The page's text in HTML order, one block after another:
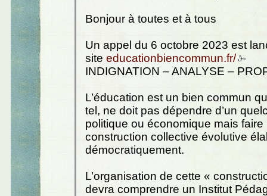
Bonjour à toutes et à tous
Un appel du 6 octobre 2023 est
site educationbiencommun.fr/
INDIGNATION – ANALYSE –
L’éducation est un bien commun
tel, ne doit pas dépendre d’un
politique ou économique mais faire
construction collective évolutive
démocratiquement.
L’organisation de cette «
devra comprendre un Institut